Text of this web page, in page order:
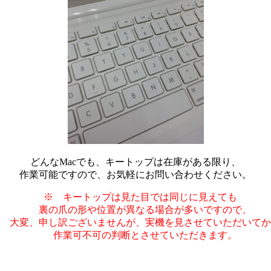
どんなMacでも、キートップは在庫がある限り、
作業可能ですので、お気軽にお問い合わせください。
※ キートップは見た目では同じに見えても
裏の爪の形や位置が異なる場合が多いですので、
変、申し訳ございませんが、実機を見させていただいて
作業可不可の判断とさせていただきます。